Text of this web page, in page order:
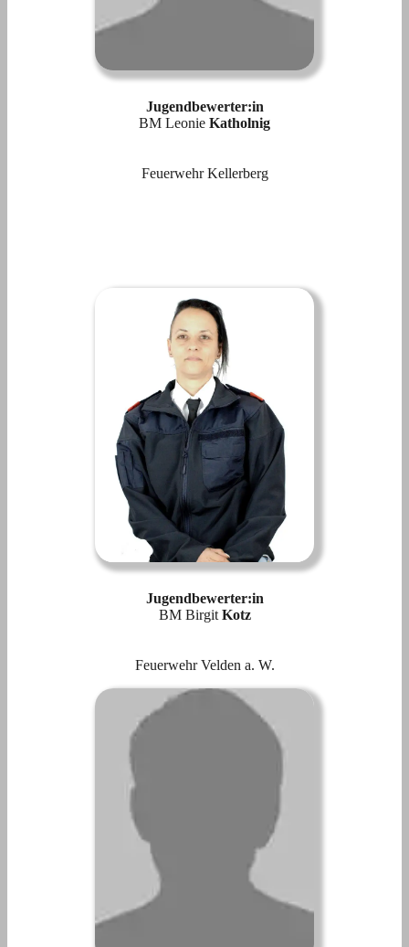
Jugendbewerter:in
BM Leonie Katholnig
Feuerwehr Kellerberg
Jugendbewerter:in
BM Birgit Kotz
Feuerwehr Velden a. W.